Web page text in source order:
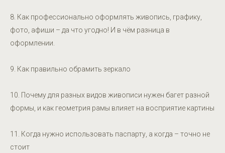
8. Как профессионально оформлять живопись, графику,
фото, афиши – да что угодно! И в чём разница в
оформлении.
9. Как правильно обрамить зеркало
10. Почему для разных видов живописи нужен багет разной
формы, и как геометрия рамы влияет на восприятие картины
11. Когда нужно использовать паспарту, а когда – точно не
стоит